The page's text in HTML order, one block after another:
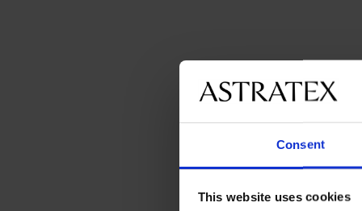
Consent
This website uses cookies